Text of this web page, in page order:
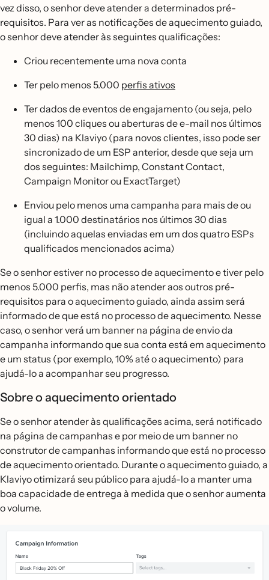
vez disso, o senhor deve atender a determinados pré-
requisitos. Para ver as notificações de aquecimento guiado,
o senhor deve atender às seguintes qualificações:
Criou recentemente uma nova conta
Ter pelo menos 5.000 perfis ativos
Ter dados de eventos de engajamento (ou seja, pelo
menos 100 cliques ou aberturas de e-mail nos últimos
30 dias) na Klaviyo (para novos clientes, isso pode ser
sincronizado de um ESP anterior, desde que seja um
dos seguintes: Mailchimp, Constant Contact,
Campaign Monitor ou ExactTarget)
Enviou pelo menos uma campanha para mais de ou
igual a 1.000 destinatários nos últimos 30 dias
(incluindo aquelas enviadas em um dos quatro ESPs
qualificados mencionados acima)
Se o senhor estiver no processo de aquecimento e tiver pelo
menos 5.000 perfis, mas não atender aos outros pré-
requisitos para o aquecimento guiado, ainda assim será
informado de que está no processo de aquecimento. Nesse
caso, o senhor verá um banner na página de envio da
campanha informando que sua conta está em aquecimento
e um status (por exemplo, 10% até o aquecimento) para
ajudá-lo a acompanhar seu progresso.
Sobre o aquecimento orientado
Se o senhor atender às qualificações acima, será notificado
na página de campanhas e por meio de um banner no
construtor de campanhas informando que está no processo
de aquecimento orientado. Durante o aquecimento guiado, a
Klaviyo otimizará seu público para ajudá-lo a manter uma
boa capacidade de entrega à medida que o senhor aumenta
o volume.